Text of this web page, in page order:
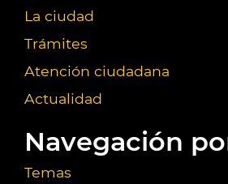
La ciudad
Trámites
Atención ciudadana
Actualidad
Navegación
Temas